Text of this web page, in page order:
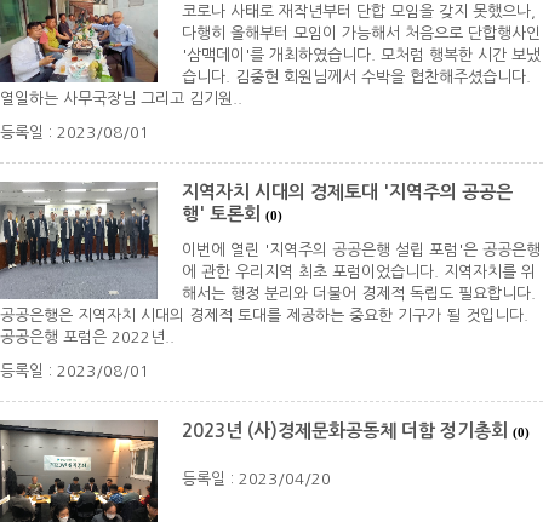
코로나 사태로 재작년부터 단합 모임을 갖지 못했으나,
다행히 올해부터 모임이 가능해서 처음으로 단합행사인
'삼맥데이'를 개최하였습니다. 모처럼 행복한 시간 보냈
습니다. 김중현 회원님께서 수박을 협찬해주셨습니다.
열일하는 사무국장님 그리고 김기원..
등록일 : 2023/08/01
지역자치 시대의 경제토대 '지역주의 공공은
행' 토론회
(0)
이번에 열린 '지역주의 공공은행 설립 포럼'은 공공은행
에 관한 우리지역 최초 포럼이었습니다. 지역자치를 위
해서는 행정 분리와 더불어 경제적 독립도 필요합니다.
공공은행은 지역자치 시대의 경제적 토대를 제공하는 중요한 기구가 될 것입니다.
공공은행 포럼은 2022년..
등록일 : 2023/08/01
2023년 (사)경제문화공동체 더함 정기총회 (0)
등록일 : 2023/04/20